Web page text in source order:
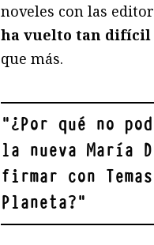
noveles con las
ha vuelto tan difícil
que más.
"¿Por qué no
la nueva María
firmar con
Planeta?"